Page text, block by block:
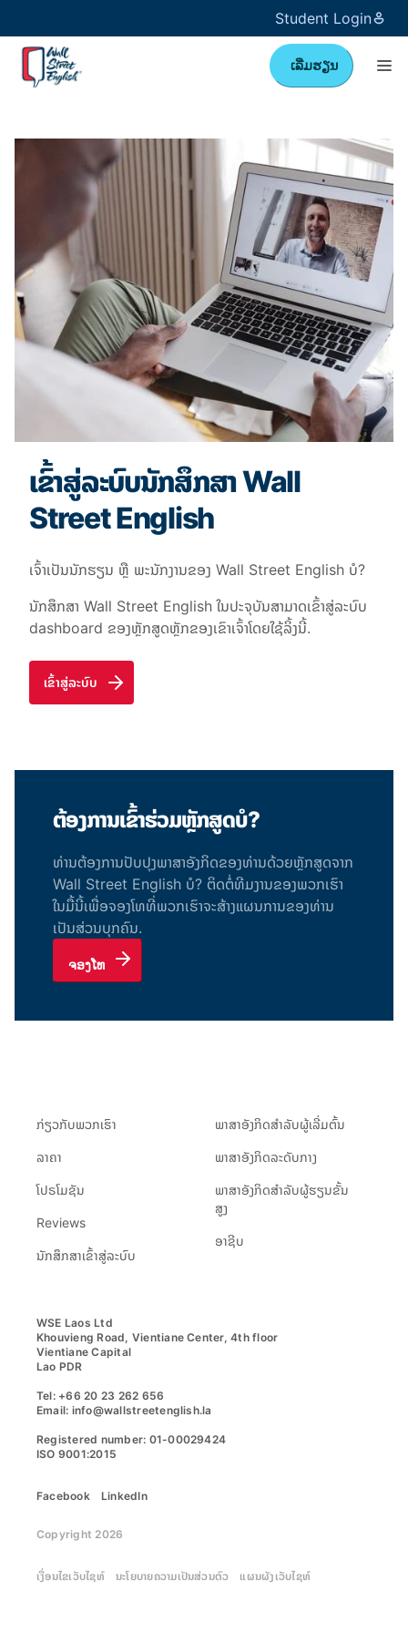
Student Login
ເລີ່ມຮຽນ
ເຂົ້າສູ່ລະບົບນັກສຶກສາ Wall
Street English
ເຈົ້າເປັນນັກຮຽນ ຫຼື ພະນັກງານຂອງ Wall Street English ບໍ?
ນັກສຶກສາ Wall Street English ໃນປະຈຸບັນສາມາດເຂົ້າສູ່ລະບົບ
dashboard ຂອງຫຼັກສູດຫຼັກຂອງເຂົາເຈົ້າໂດຍໃຊ້ລິ້ງນີ້.
ເຂົ້າສູ່ລະບົບ
ຕ້ອງການເຂົ້າຮ່ວມຫຼັກສູດບໍ?
ທ່ານຕ້ອງການປັບປຸງພາສາອັງກິດຂອງທ່ານດ້ວຍຫຼັກສູດຈາກ
Wall Street English ບໍ? ຕິດ​ຕໍ່​ທີມ​ງານ​ຂອງ​ພວກ​ເຮົາ​
ໃນ​ມື້​ນີ້​ເພື່ອ​ຈອງ​ໂທ​ທີ່​ພວກ​ເຮົາ​ຈະ​ສ້າງ​ແຜນ​ການ​ຂອງ​ທ່ານ​
ເປັນ​ສ່ວນ​ບຸກ​ຄົນ​.
ຈອງໂທ
ກ່ຽວ​ກັບ​ພວກ​ເຮົາ
ລາຄາ
ໂປຣໂມຊັນ
Reviews
ນັກສຶກສາເຂົ້າສູ່ລະບົບ
ພາສາອັງກິດສຳລັບຜູ້ເລີ່ມຕົ້ນ
ພາສາອັງກິດລະດັບກາງ
ພາສາອັງກິດສຳລັບຜູ້ຮຽນຂັ້ນ
ສູງ
ອາຊີບ
WSE Laos Ltd
Khouvieng Road, Vientiane Center, 4th floor
Vientiane Capital
Lao PDR
Tel: +66 20 23 262 656
Email: info@wallstreetenglish.la
Registered number: 01-00029424
ISO 9001:2015
Facebook LinkedIn
Copyright 2026
ເງື່ອນໄຂເວັບໄຊທ໌ ນະໂຍບາຍຄວາມເປັນສ່ວນຕົວ ແຜນຜັງເວັບໄຊທ໌